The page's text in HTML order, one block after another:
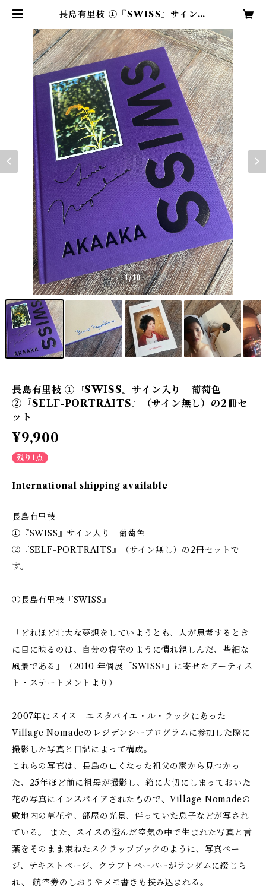
長島有里枝 ①『SWISS』サイン入
ITS』（サイン無し）の2冊セット |
LIBRIS KOBACO
1/10
長島有里枝 ①『SWISS』サイン入り 葡萄色
②『SELF-PORTRAITS』（サイン無し）の2冊セ
ット
¥9,900
残り1点
International shipping available
長島有里枝
①『SWISS』サイン入り 葡萄色
②『SELF-PORTRAITS』（サイン無し）の2冊セットで
す。
①長島有里枝『SWISS』
「どれほど壮大な夢想をしていようとも、人が思考するとき
に目に映るのは、自分の寝室のように慣れ親しんだ、些細な
風景である」（2010 年個展「SWISS+」に寄せたアーティス
ト・ステートメントより）
2007年にスイス エスタバイエ・ル・ラックにあった
Village Nomadeのレジデンシープログラムに参加した際に
撮影した写真と日記によって構成。
これらの写真は、長島の亡くなった祖父の家から見つかっ
た、25年ほど前に祖母が撮影し、箱に大切にしまっておいた
花の写真にインスパイアされたもので、Village Nomadeの
敷地内の草花や、部屋の光景、伴っていた息子などが写され
ている。 また、スイスの澄んだ空気の中で生まれた写真と言
葉をそのまま束ねたスクラップブックのように、写真ペー
ジ、テキストページ、クラフトペーパーがランダムに綴じら
れ、 航空券のしおりやメモ書きも挟み込まれる。